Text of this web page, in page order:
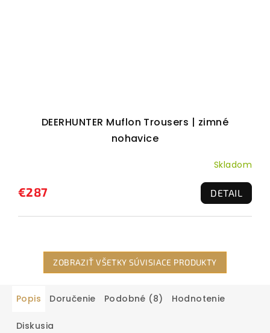
DEERHUNTER Muflon Trousers | zimné
nohavice
Skladom
€287 DETAIL
ZOBRAZIŤ VŠETKY SÚVISIACE PRODUKTY
Popis Doručenie Podobné (8) Hodnotenie
Diskusia